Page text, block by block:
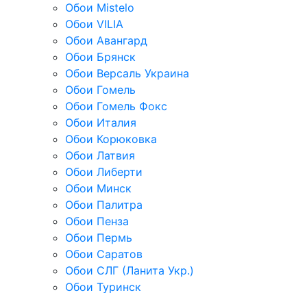
Обои Mistelo
Обои VILIA
Обои Авангард
Обои Брянск
Обои Версаль Украина
Обои Гомель
Обои Гомель Фокс
Обои Италия
Обои Корюковка
Обои Латвия
Обои Либерти
Обои Минск
Обои Палитра
Обои Пенза
Обои Пермь
Обои Саратов
Обои СЛГ (Ланита Укр.)
Обои Туринск